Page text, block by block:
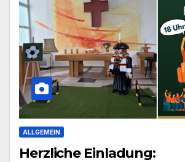
ALLGEMEIN
Herzliche Einladung: